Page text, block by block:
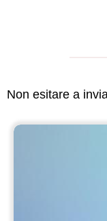
Non esitare a